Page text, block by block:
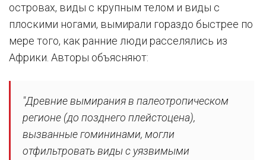
островах, виды с крупным телом и виды с
плоскими ногами, вымирали гораздо быстрее по
мере того, как ранние люди расселялись из
Африки. Авторы объясняют:
"Древние вымирания в палеотропическом
регионе (до позднего плейстоцена),
вызванные гомининами, могли
отфильтровать виды с уязвимыми